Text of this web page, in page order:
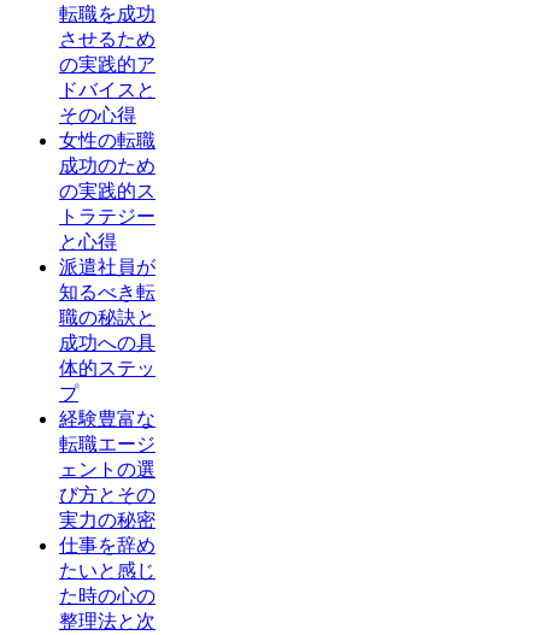
転職を成功
させるため
の実践的ア
ドバイスと
その心得
女性の転職
成功のため
の実践的ス
トラテジー
と心得
派遣社員が
知るべき転
職の秘訣と
成功への具
体的ステッ
プ
経験豊富な
転職エージ
ェントの選
び方とその
実力の秘密
仕事を辞め
たいと感じ
た時の心の
整理法と次